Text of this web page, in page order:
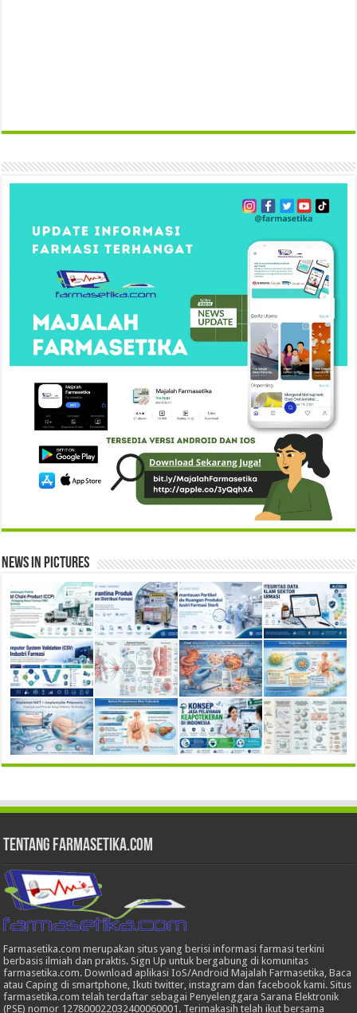
News in Pictures
Tentang Farmasetika.com
Farmasetika.com merupakan situs yang berisi informasi farmasi terkini
berbasis ilmiah dan praktis. Sign Up untuk bergabung di komunitas
farmasetika.com. Download aplikasi IoS/Android Majalah Farmasetika, Baca
atau Caping di smartphone, Ikuti twitter, instagram dan facebook kami. Situs
farmasetika.com telah terdaftar sebagai Penyelenggara Sarana Elektronik
(PSE) nomor 127800022032400060001. Terimakasih telah ikut bersama